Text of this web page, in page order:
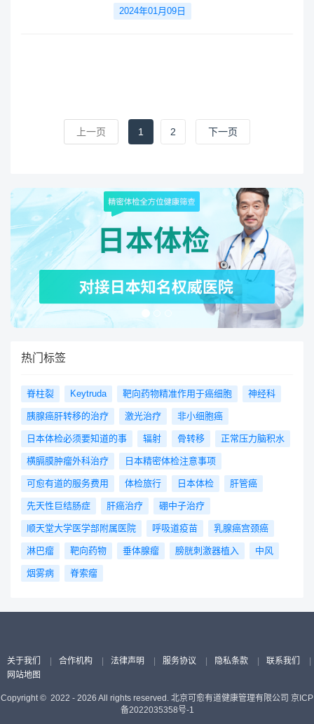
授，精通肝胆癌和胰腺癌、肝癌、胆管
癌、胆囊癌等疾病，达芬奇微创手术指导
2024年01月09日
上一页 1 2 下一页
热门标签
脊柱裂 Keytruda 靶向药物精准作用于癌细胞 神经科
胰腺癌肝转移的治疗 激光治疗 非小细胞癌
日本体检必须要知道的事 辐射 骨转移 正常压力脑积水
横膈膜肿瘤外科治疗 日本精密体检注意事项
可愈有道的服务费用 体检旅行 日本体检 肝管癌
先天性巨结肠症 肝癌治疗 硼中子治疗
顺天堂大学医学部附属医院 呼吸道疫苗 乳腺癌宫颈癌
淋巴瘤 靶向药物 垂体腺瘤 膀胱刺激器植入 中风
烟雾病 脊索瘤
关于我们 合作机构 法律声明 服务协议 隐私条款 联系我们
网站地图
Copyright © 2022 - 2026 All rights reserved. 北京可愈有道健康管理有限公司 京ICP
备2022035358号-1